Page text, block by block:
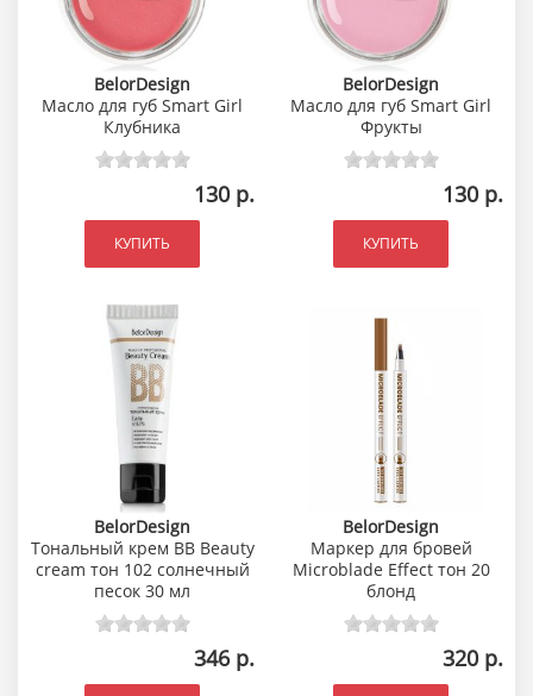
BelorDesign
Масло для губ Smart Girl
Клубника
130 р.
КУПИТЬ
BelorDesign
Масло для губ Smart Girl
Фрукты
130 р.
КУПИТЬ
BelorDesign
Тональный крем BB Beauty
cream тон 102 солнечный
песок 30 мл
346 р.
BelorDesign
Маркер для бровей
Microblade Effect тон 20
блонд
320 р.